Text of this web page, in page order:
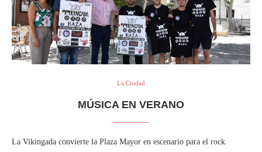
La Ciudad
MÚSICA EN VERANO
La Vikingada convierte la Plaza Mayor en escenario para el rock